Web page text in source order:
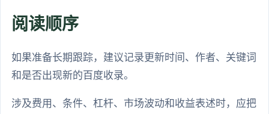
阅读顺序
如果准备长期跟踪，建议记录更新时间、作者、关键词
和是否出现新的百度收录。
涉及费用、条件、杠杆、市场波动和收益表述时，应把